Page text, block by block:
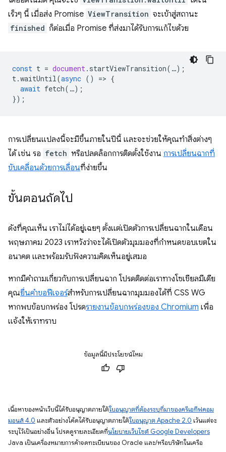
เร็วๆ นี้ เมื่อส่ง Promise ViewTransition จะเข้าสู่สถานะ
finished ก็ต่อเมื่อ Promise ที่ส่งมาได้รับการแก้ไขด้วย
const t = document. startViewTransition( …);
t.waitUntil(async () => {
await fetch( …);
});
การเปลี่ยนแปลงนี้จะมีขึ้นภายในปีนี้ และจะช่วยให้คุณทำสิ่งต่างๆ
ได้ เช่น รอ fetch หรือปลดล็อกการติดตั้งใช้งาน การเปลี่ยนฉากที่
ขับเคลื่อนด้วยการเลื่อนที่ง่ายขึ้น
ขั้นตอนถัดไป
ดังที่คุณเห็น เราไม่ได้อยู่เฉยๆ ตั้งแต่เปิดตัวการเปลี่ยนฉากในเดือน
พฤษภาคม 2023 เราหวังว่าจะได้เปิดตัวมุมมองที่กำหนดขอบเขตใน
อนาคต และพร้อมรับฟังความคิดเห็นอยู่เสมอ
หากมีคำถามเกี่ยวกับการเปลี่ยนฉาก โปรดติดต่อเราทางโซเชียลมีเดีย
คุณยื่นคำขอฟีเจอร์สำหรับการเปลี่ยนฉากมุมมองได้ที่ CSS WG
หากพบข้อบกพร่อง โปรดรายงานข้อบกพร่องของ Chromium เพื่อ
แจ้งให้เราทราบ
ข้อมูลนี้มีประโยชน์ไหม
เนื้อหาของหน้าเว็บนี้ได้รับอนุญาตภายใต้ใบอนุญาตที่ต้องระบุที่มาของครีเอทีฟคอม
มอนส์ 4.0 และตัวอย่างโค้ดได้รับอนุญาตภายใต้ใบอนุญาต Apache 2.0 เว้นแต่จะ
ระบุไว้เป็นอย่างอื่น โปรดดูรายละเอียดที่นโยบายเว็บไซต์ Google Developers
Java เป็นเครื่องหมายการค้าจดทะเบียนของ Oracle และ/หรือบริษัทในเครือ